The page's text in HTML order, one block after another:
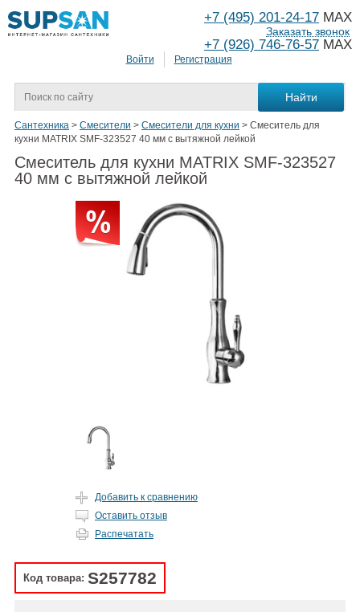
Войти Регистрация
+7 (495) 201-24-17 MAX
+7 (926) 746-76-57 MAX
Заказать звонок
Сантехника > Смесители > Смесители для кухни > Смеситель для
кухни MATRIX SMF-323527 40 мм с вытяжной лейкой
Смеситель для кухни MATRIX SMF-323527
40 мм с вытяжной лейкой
Добавить к сравнению
Оставить отзыв
Распечатать
Код товара: S257782